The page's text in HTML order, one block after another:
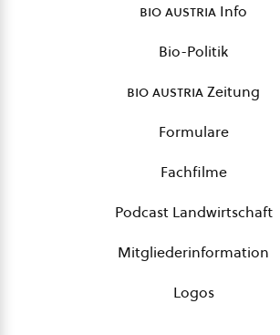
bio austria Info
Bio-Politik
bio austriaZeitung
Formulare
Fachfilme
Podcast Landwirtschaft
Mitgliederinformation
Logos